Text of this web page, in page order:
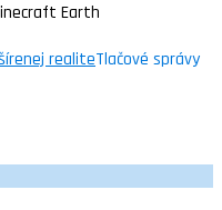
Earth
realiteTlačové správy